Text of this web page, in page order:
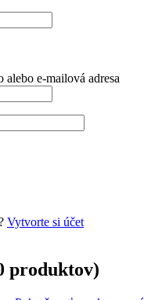
alebo e-mailová adresa
Vytvorte si účet
produktov)